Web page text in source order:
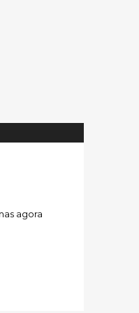
agora